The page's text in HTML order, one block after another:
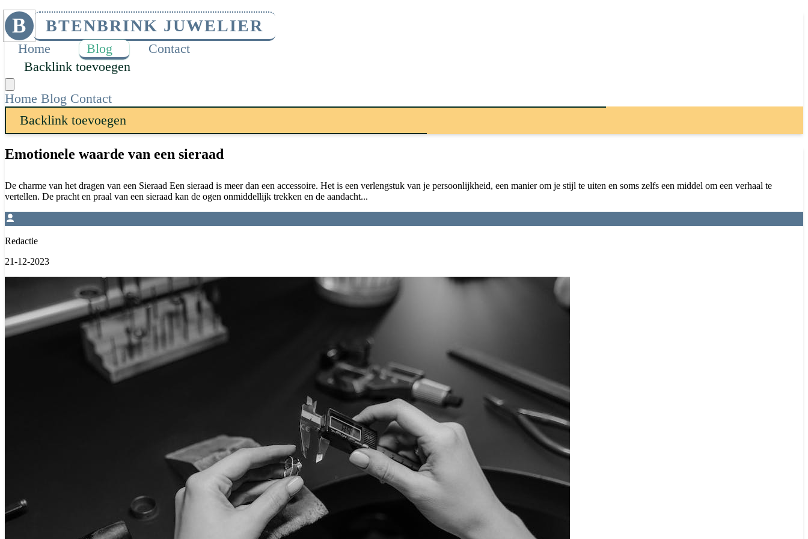
B BTENBRINK JUWELIER
Home Blog
Contact
Backlink toevoegen
Home Blog Contact
Backlink toevoegen
Emotionele waarde van een sieraad
De charme van het dragen van een Sieraad Een sieraad is meer dan een accessoire. Het is een verlengstuk van je persoonlijkheid, een manier om je stijl te uiten en soms zelfs een middel om een verhaal te
vertellen. De pracht en praal van een sieraad kan de ogen onmiddellijk trekken en de aandacht...
Redactie
21-12-2023